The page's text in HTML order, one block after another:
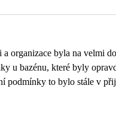
organizace byla na velmi
výborné a zpříjemňovaly celý pobyt.